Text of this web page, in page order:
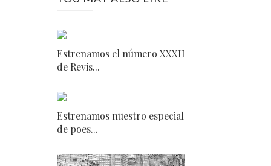
Estrenamos el número XXXII
de Revis...
Estrenamos nuestro especial
de poes...